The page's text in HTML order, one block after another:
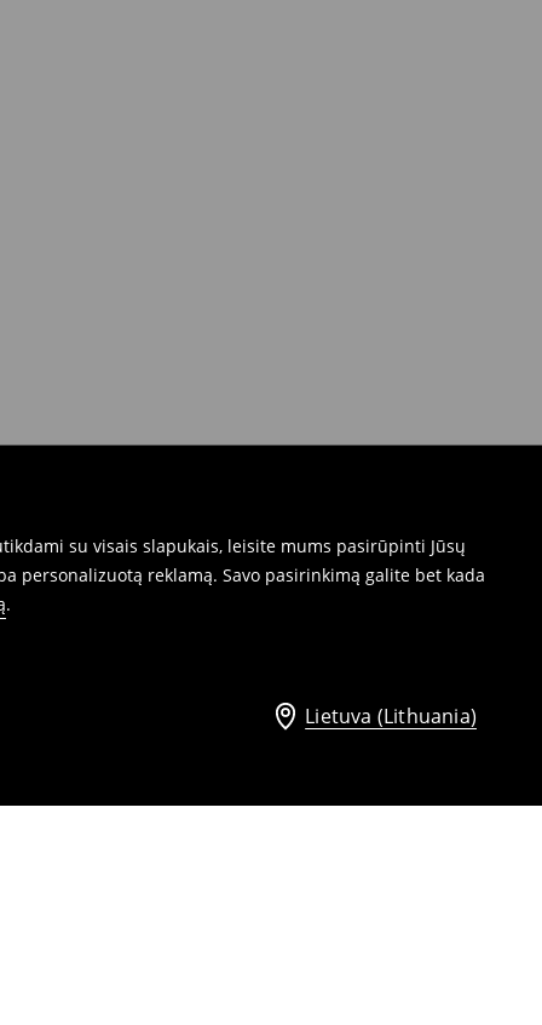
su visais slapukais, leisite mums pasirūpinti Jūsų
personalizuotą reklamą. Savo pasirinkimą galite bet kada
.
Lietuva (Lithuania)